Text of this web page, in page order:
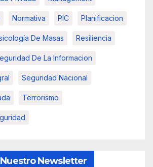
Normativa PIC Planificacion
De Masas Resiliencia
De La Informacion
Seguridad Nacional
Terrorismo
Newsletter